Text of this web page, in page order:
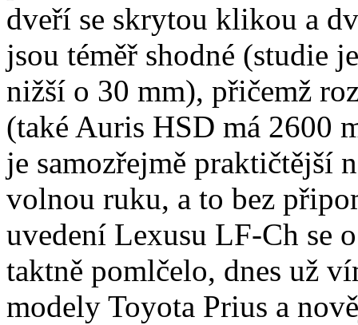
dveří se skrytou klikou a
jsou téměř shodné (studie
nižší o 30 mm), přičemž
(také Auris HSD má 2600
je samozřejmě praktičtější
volnou ruku, a to bez
uvedení Lexusu LF-Ch se
taktně pomlčelo, dnes už
modely Toyota Prius a